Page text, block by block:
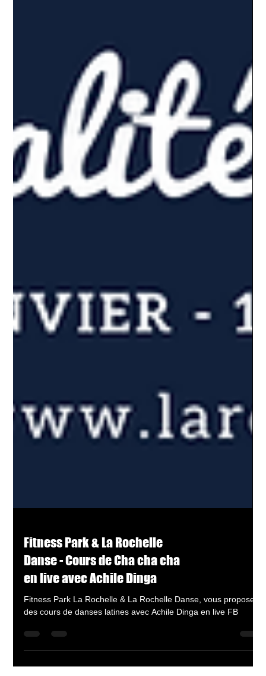
Fitness Park & La Rochelle
Danse - Cours de Cha cha cha
en live avec Achile Dinga
Fitness Park La Rochelle & La Rochelle Danse, vous proposent
des cours de danses latines avec Achile Dinga en live FB